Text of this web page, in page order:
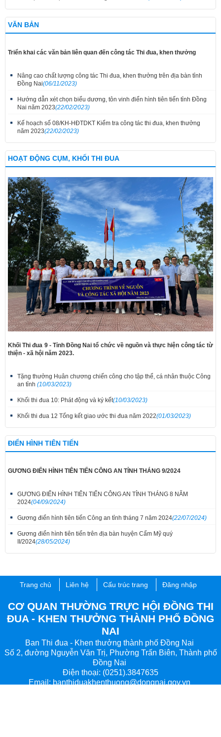
VĂN BẢN
Triển khai các văn bản liên quan đến công tác Thi đua, khen thưởng
Nâng cao chất lượng công tác Thi đua, khen thưởng trên địa bàn tỉnh
Đồng Nai(06/11/2023)
Hướng dẫn xét chọn biểu dương, tôn vinh điển hình tiên tiến tỉnh Đồng
Nai năm 2023(22/02/2023)
Kế hoạch số 08/KH-HĐTDKT Kiểm tra công tác thi đua, khen thưởng
năm 2023(22/02/2023)
HOẠT ĐỘNG CỤM, KHỐI THI ĐUA
Khối Thi đua 9 - Tỉnh Đồng Nai tổ chức về nguồn và thực hiện công tác từ
thiện - xã hội năm 2023.
Tặng thưởng Huân chương chiến công cho tập thể, cá nhân thuộc Công
an tỉnh (10/03/2023)
Khối thi đua 10: Phát động và ký kết(10/03/2023)
Khối thi đua 12 Tổng kết giao ước thi đua năm 2022(01/03/2023)
ĐIỂN HÌNH TIÊN TIẾN
GƯƠNG ĐIỂN HÌNH TIÊN TIẾN CÔNG AN TỈNH THÁNG 9/2024
GƯƠNG ĐIỂN HÌNH TIÊN TIẾN CÔNG AN TỈNH THÁNG 8 NĂM
2024(04/09/2024)
Gương điển hình tiên tiến Công an tỉnh tháng 7 năm 2024(22/07/2024)
Gương điển hình tiên tiến trên địa bàn huyện Cẩm Mỹ quý
II/2024(28/05/2024)
Trang chủ Liên hệ Cấu trúc trang Đăng nhập
CƠ QUAN THƯỜNG TRỰC HỘI ĐỒNG THI
ĐUA - KHEN THƯỞNG THÀNH PHỐ ĐỒNG
NAI
Ban Thi đua - Khen thưởng thành phố Đồng Nai
Số 2, đường Nguyễn Văn Trị, Phường Trấn Biên, Thành phố
Đồng Nai
Điện thoại: (0251).3847635
Email: banthiduakhenthuong@dongnai.gov.vn